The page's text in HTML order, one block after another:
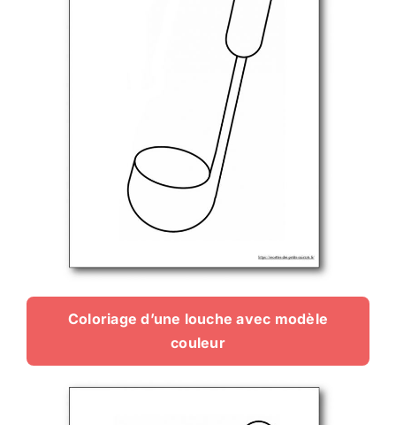
Coloriage d’une louche avec modèle
couleur